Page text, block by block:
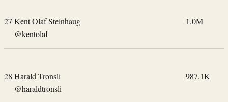
27 Kent Olaf Steinhaug
@kentolaf
1.0M
28 Harald Tronsli
@haraldtronsli
987.1K